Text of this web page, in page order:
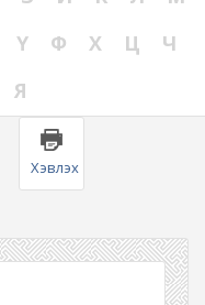
Ү Ф Х Ц
Ч
Я
Хэвлэх